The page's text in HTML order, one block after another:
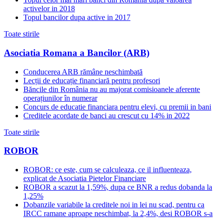
activelor in 2018
Topul bancilor dupa active in 2017
Toate stirile
Asociatia Romana a Bancilor (ARB)
Conducerea ARB rămâne neschimbată
Lecții de educație financiară pentru profesori
Băncile din România nu au majorat comisioanele aferente
operațiunilor în numerar
Concurs de educatie financiara pentru elevi, cu premii in bani
Creditele acordate de banci au crescut cu 14% in 2022
Toate stirile
ROBOR
ROBOR: ce este, cum se calculeaza, ce il influenteaza,
explicat de Asociatia Pietelor Financiare
ROBOR a scazut la 1,59%, dupa ce BNR a redus dobanda la
1,25%
Dobanzile variabile la creditele noi in lei nu scad, pentru ca
IRCC ramane aproape neschimbat, la 2,4%, desi ROBOR s-a